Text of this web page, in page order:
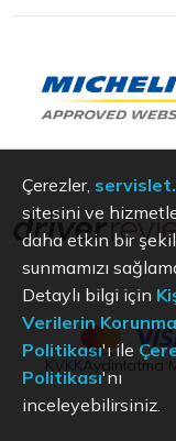
Aydınlatma
Çerezler,
sitesini ve
daha etkin bir
sunmamızı
Detaylı bilgi için
Verilerin
Politikası'ı ile
Politikası'nı
inceleyebilirsiniz.